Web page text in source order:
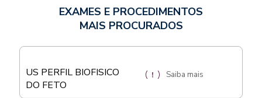
EXAMES E PROCEDIMENTOS
MAIS PROCURADOS
US PERFIL BIOFISICO
DO FETO
Saiba mais